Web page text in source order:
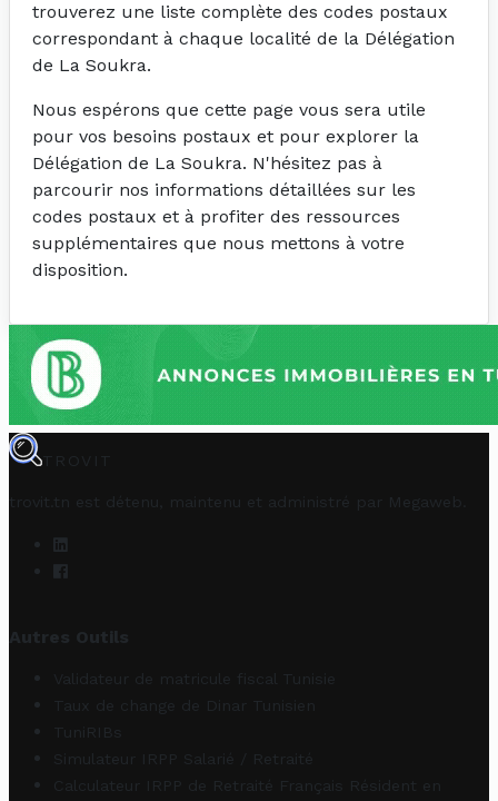
trouverez une liste complète des codes postaux
correspondant à chaque localité de la Délégation
de La Soukra.
Nous espérons que cette page vous sera utile
pour vos besoins postaux et pour explorer la
Délégation de La Soukra. N'hésitez pas à
parcourir nos informations détaillées sur les
codes postaux et à profiter des ressources
supplémentaires que nous mettons à votre
disposition.
TROVIT
trovit.tn est détenu, maintenu et administré par Megaweb
Autres Outils
Validateur de matricule fiscal Tunisie
Taux de change de Dinar Tunisien
TuniRIBs
Simulateur IRPP Salarié / Retraité
Calculateur IRPP de Retraité Français Résident en